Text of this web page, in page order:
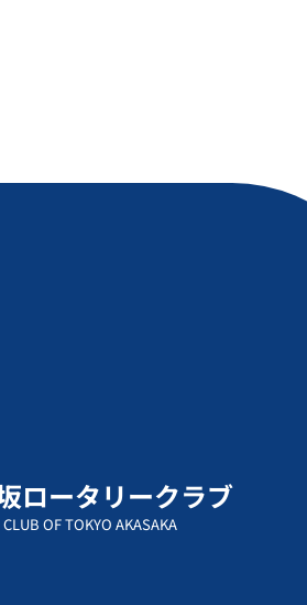
ロータリークラブ
OF TOKYO AKASAKA